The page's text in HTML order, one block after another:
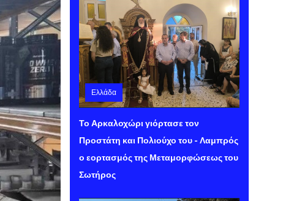
Ελλάδα
Πέμπτη 06 Αυγούστου 2026 14:52
Το Αρκαλοχώρι γιόρτασε τον
Προστάτη και Πολιούχο του - Λαμπρός
ο εορτασμός της Μεταμορφώσεως του
Σωτήρος